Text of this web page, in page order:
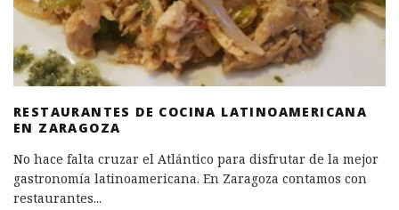
RESTAURANTES DE COCINA LATINOAMERICANA
EN ZARAGOZA
No hace falta cruzar el Atlántico para disfrutar de la mejor
gastronomía latinoamericana. En Zaragoza contamos con
restaurantes...